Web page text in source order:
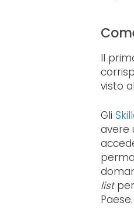
Il
visto
Gli
avere
list
Paese.